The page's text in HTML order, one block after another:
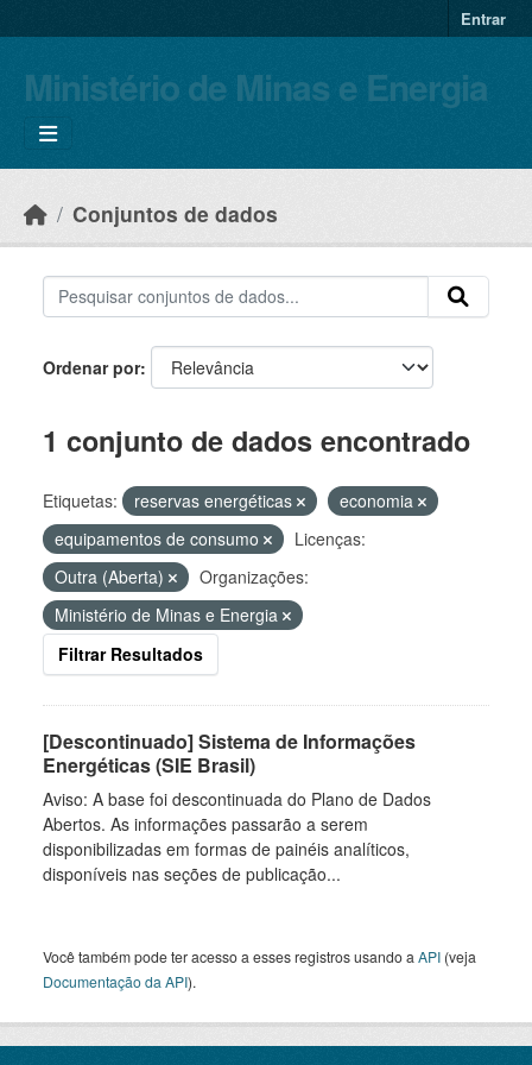
Entrar
Ministério de Minas e Energia
Conjuntos de dados
Ordenar por
1 conjunto de dados encontrado
Etiquetas: reservas energéticas
economia
equipamentos de consumo
Licenças:
Outra (Aberta)
Organizações:
Ministério de Minas e Energia
Filtrar Resultados
[Descontinuado] Sistema de Informações
Energéticas (SIE Brasil)
Aviso: A base foi descontinuada do Plano de Dados
Abertos. As informações passarão a serem
disponibilizadas em formas de painéis analíticos,
disponíveis nas seções de publicação...
Você também pode ter acesso a esses registros usando a API (veja
Documentação da API).